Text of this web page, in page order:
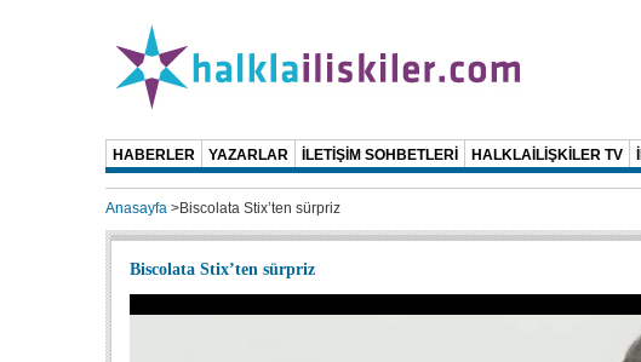
HABERLER YAZARLAR İLETİŞİM SOHBETLERİ HALKLAİLİŞKİLER TV
Anasayfa >Biscolata Stix’ten sürpriz
Biscolata Stix’ten sürpriz